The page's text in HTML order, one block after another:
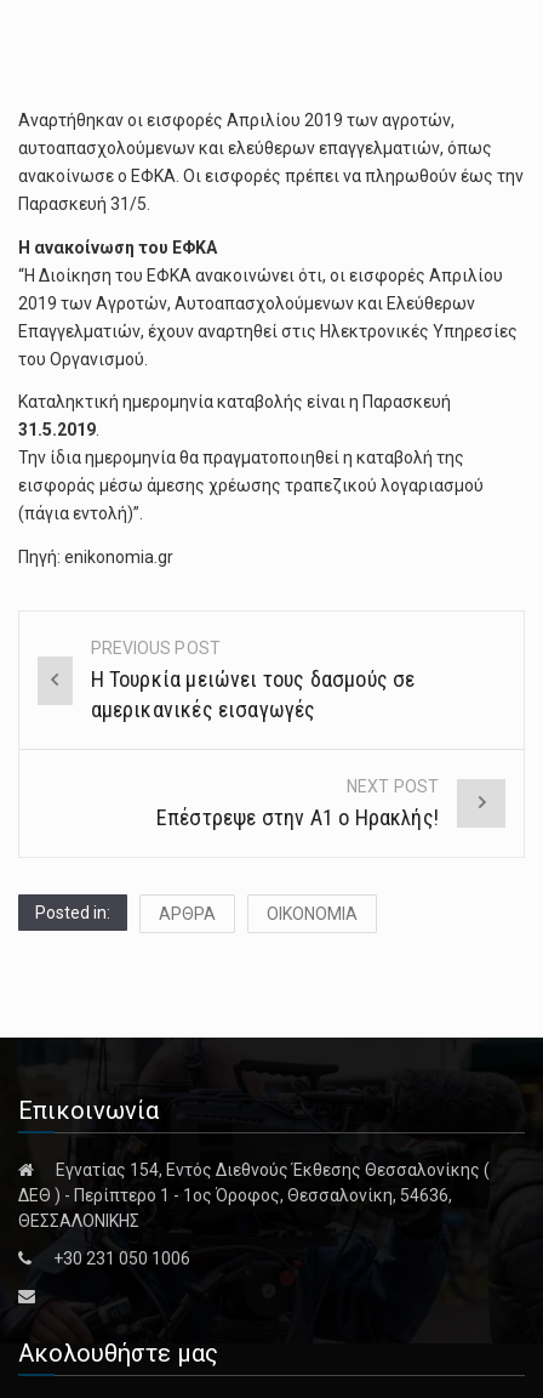
Αναρτήθηκαν οι εισφορές Απριλίου 2019 των αγροτών,
αυτοαπασχολούμενων και ελεύθερων επαγγελματιών, όπως
ανακοίνωσε ο ΕΦΚΑ. Οι εισφορές πρέπει να πληρωθούν έως την
Παρασκευή 31/5.
Η ανακοίνωση του ΕΦΚΑ
“Η Διοίκηση του ΕΦΚΑ ανακοινώνει ότι, οι εισφορές Απριλίου
2019 των Αγροτών, Αυτοαπασχολούμενων και Ελεύθερων
Επαγγελματιών, έχουν αναρτηθεί στις Ηλεκτρονικές Υπηρεσίες
του Οργανισμού.
Καταληκτική ημερομηνία καταβολής είναι η Παρασκευή
31.5.2019
Την ίδια ημερομηνία θα πραγματοποιηθεί η καταβολή της
εισφοράς μέσω άμεσης χρέωσης τραπεζικού λογαριασμού
(πάγια εντολή)”.
Πηγή: enikonomia.gr
Post
navigation
PREVIOUS POST
Η Τουρκία μειώνει τους δασμούς σε
αμερικανικές εισαγωγές
NEXT POST
Επέστρεψε στην Α1 ο Ηρακλής!
Posted in: ΑΡΘΡΑ ΟΙΚΟΝΟΜΙΑ
Επικοινωνία
Εγνατίας 154, Εντός Διεθνούς Έκθεσης Θεσσαλονίκης (
ΔΕΘ ) - Περίπτερο 1 - 1ος Όροφος, Θεσσαλονίκη, 54636,
ΘΕΣΣΑΛΟΝΙΚΗΣ
+30 231 050 1006
Ακολουθήστε μας